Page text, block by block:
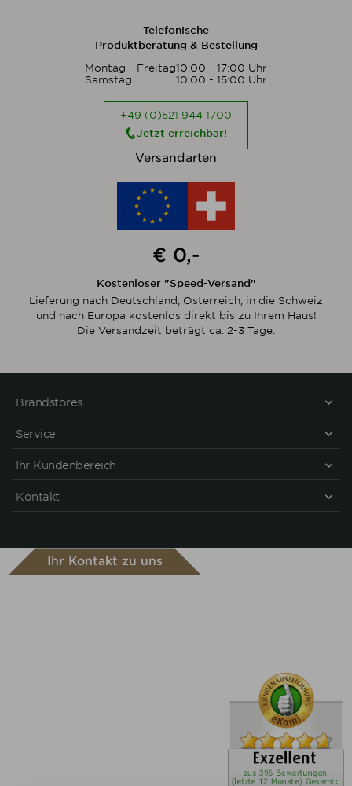
Telefonische
Produktberatung & Bestellung
Montag - Freitag10:00 - 17:00 Uhr
Samstag
10:00 - 15:00 Uhr
+49 (0)521 944 1700
Jetzt erreichbar!
Versandarten
€ 0,-
Kostenloser "Speed-Versand"
Lieferung nach Deutschland, Österreich, in die Schweiz
und nach Europa kostenlos direkt bis zu Ihrem Haus!
Die Versandzeit beträgt ca. 2-3 Tage.
Brandstores
Service
Ihr Kundenbereich
Kontakt
Ihr Kontakt zu uns